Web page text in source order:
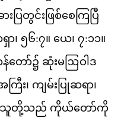
ပတင ဖစစ က ပ
ာ၊ ၅၆:၇။ ယေ၊ ၇:၁၁။
နတော်၌ ဆမ ဩဝ ဒ
ကြီး၊ ကမ ပဆရာ၊
သတသည ကယတက